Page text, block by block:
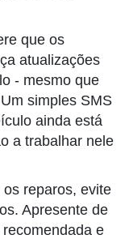
que os
atualizações
- mesmo que
simples SMS
ainda está
a trabalhar nele
reparos, evite
Apresente de
e